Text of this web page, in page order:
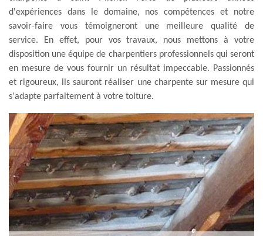
d'expériences dans le domaine, nos compétences et notre
savoir-faire vous témoigneront une meilleure qualité de
service. En effet, pour vos travaux, nous mettons à votre
disposition une équipe de charpentiers professionnels qui seront
en mesure de vous fournir un résultat impeccable. Passionnés
et rigoureux, ils sauront réaliser une charpente sur mesure qui
s'adapte parfaitement à votre toiture.